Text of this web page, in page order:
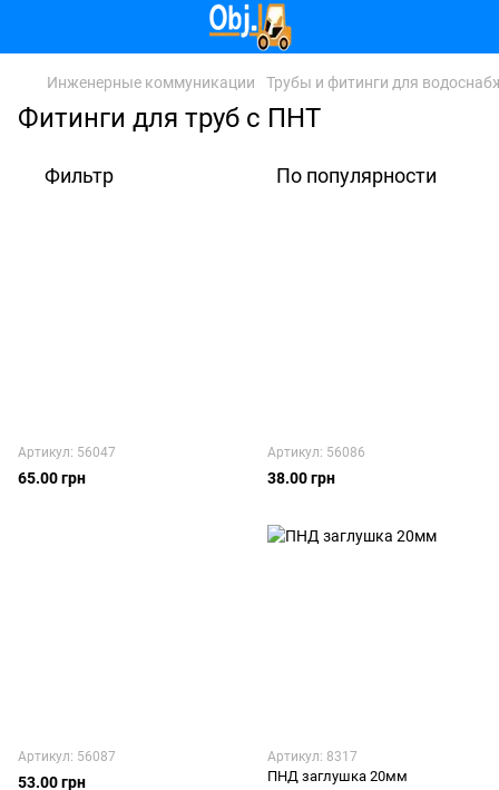
Инженерные коммуникации Трубы и фитинги для
Фитинги для труб с ПНТ
Фильтр По популярности
Артикул: 56047
65.00 грн
Артикул: 56086
38.00 грн
Артикул: 56087
53.00 грн
Артикул: 8317
ПНД заглушка 20мм